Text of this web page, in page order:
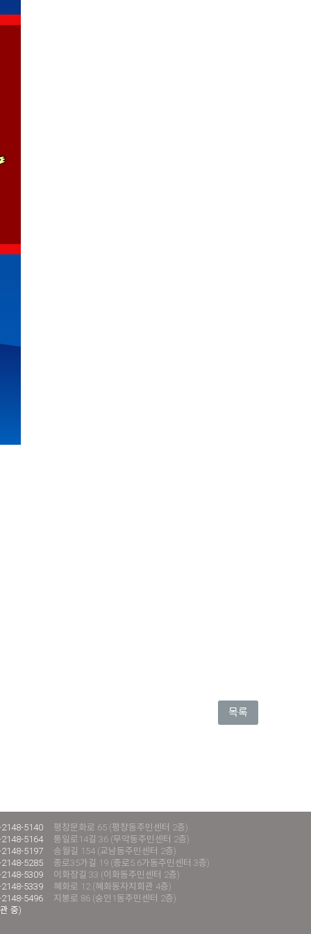
목록
5140
평창문화로 65 (평창동주민센터 2층)
5164
통일로14길 36 (무악동주민센터 2층)
5197
송월길 154 (교남동주민센터 2층)
5285
종로35가길 19 (종로5.6가동주민센터 3층)
5309
이화장길 33 (이화동주민센터 2층)
5339
혜화로 12 (혜화동자치회관 4층)
5496
지봉로 86 (숭인1동주민센터 2층)
중)